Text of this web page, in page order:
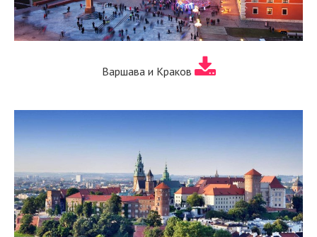
Варшава и Краков